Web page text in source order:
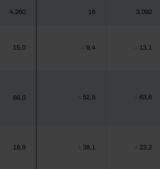
4.260 16 3.092
15,0 9,4 13,1
66,0 52,5 63,6
18,9 38,1 23,2